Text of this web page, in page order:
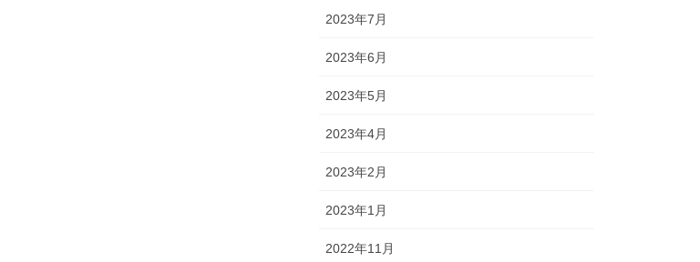
2023年7月
2023年6月
2023年5月
2023年4月
2023年2月
2023年1月
2022年11月